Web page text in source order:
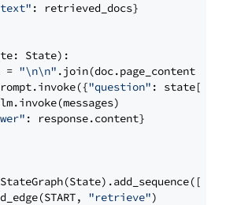
: retrieved_docs}
State):
=
"\n\n" .join(doc.page_content
"question" : state[
: response.content}
"retrieve")